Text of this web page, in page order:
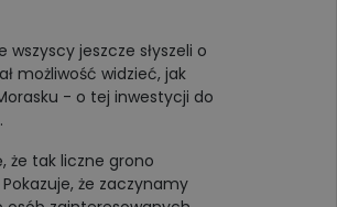
jeszcze słyszeli o
możliwość widzieć, jak
- o tej inwestycji do
że tak liczne grono
że zaczynamy